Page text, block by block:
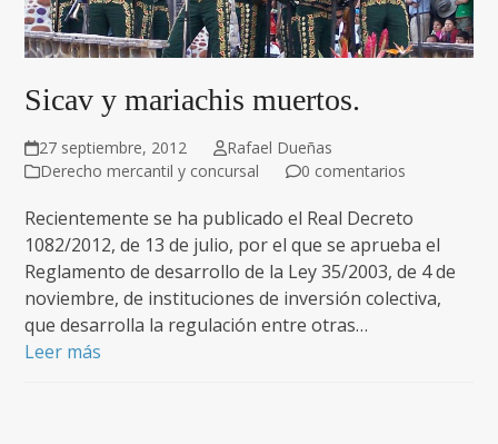
Sicav y mariachis muertos.
27 septiembre, 2012
Rafael Dueñas
Derecho mercantil y concursal
0 comentarios
Recientemente se ha publicado el Real Decreto
1082/2012, de 13 de julio, por el que se aprueba el
Reglamento de desarrollo de la Ley 35/2003, de 4 de
noviembre, de instituciones de inversión colectiva,
que desarrolla la regulación entre otras…
Leer más